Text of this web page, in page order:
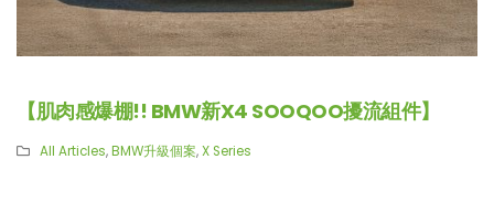
【肌肉感爆棚!! BMW新X4 SOOQOO擾流組件】
All Articles,BMW升級個案,X Series